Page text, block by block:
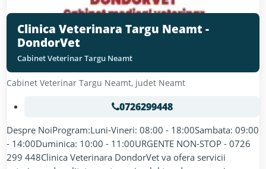
Clinica Veterinara Targu Neamt -
DondorVet
Cabinet Veterinar Targu Neamt
Cabinet Veterinar Targu Neamt, judet Neamt
0726299448
Despre NoiProgram:Luni-Vineri: 08:00 - 18:00Sambata: 09:00
- 14:00Duminica: 10:00 - 11:00URGENTE NON-STOP - 0726
299 448Clinica Veterinara DondorVet va ofera servicii